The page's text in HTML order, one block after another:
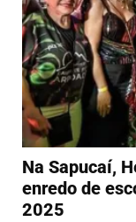
Na Sapucaí,
enredo de
2025